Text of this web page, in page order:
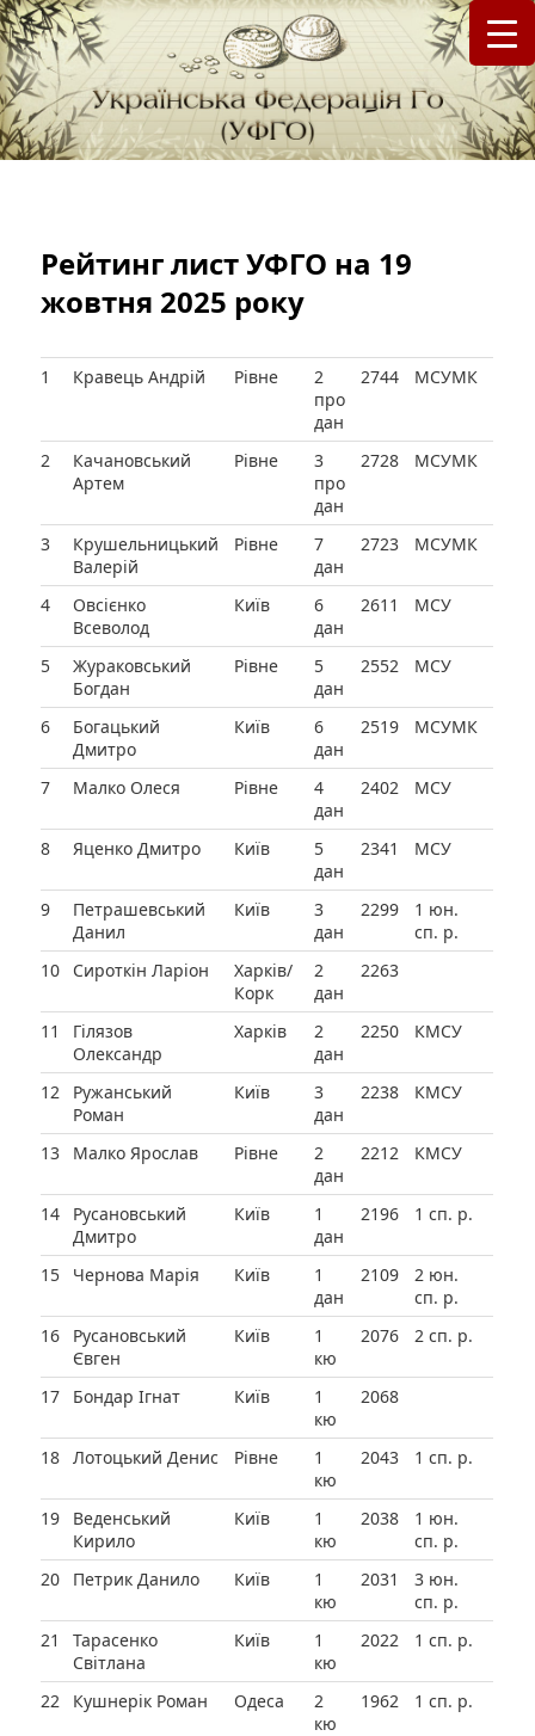
Українська Федерація Го (УФГО)
федерація Го (Бадук, Вейці) в Україні
Рейтинг лист УФГО на 19
жовтня 2025 року
1 Кравець Андрій Рівне
2
про
дан
2744 МСУМК
2
Качановський
Артем
Рівне
3
про
дан
2728 МСУМК
3
Крушельницький
Валерій
Рівне
7
дан
2723 МСУМК
4
Овсієнко
Всеволод
Київ
6
дан
2611 МСУ
5
Жураковський
Богдан
Рівне
5
дан
2552 МСУ
6
Богацький
Дмитро
Київ
6
дан
2519 МСУМК
7 Малко Олеся Рівне
4
дан
2402 МСУ
8 Яценко Дмитро Київ
5
дан
2341 МСУ
9
Петрашевський
Данил
Київ
3
дан
2299
1 юн.
сп. р.
10
Сироткін Ларіон
Харків/
Корк
2
дан
2263
11
Гілязов
Олександр
Харків
2
дан
2250 КМСУ
12
Ружанський
Роман
Київ
3
дан
2238 КМСУ
13 Малко Ярослав Рівне
2
дан
2212 КМСУ
14
Русановський
Дмитро
Київ
1
дан
2196 1 сп. р.
15 Чернова Марія Київ
1
дан
2109
2 юн.
сп. р.
16
Русановський
Євген
Київ
1
кю
2076 2 сп. р.
17 Бондар Ігнат Київ
1
кю
2068
18 Лотоцький Денис Рівне
1
кю
2043 1 сп. р.
19
Веденський
Кирило
Київ
1
кю
2038
1 юн.
сп. р.
20
Петрик Данило Київ
1
кю
2031
3 юн.
сп. р.
21
Тарасенко
Світлана
Київ
1
кю
2022 1 сп. р.
22 Кушнерік Роман Одеса
2
кю
1962 1 сп. р.